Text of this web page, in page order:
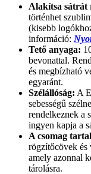
Alakítsa sátrát
történhet
(kisebb
információ:
Tető anyaga:
bevonattal.
és megbízható
egyaránt.
Szélállóság: A
sebességű
rendelkeznek a
ingyen kapja a
A csomag
rögzítőcövek és
amely azonnal
tárolásra.